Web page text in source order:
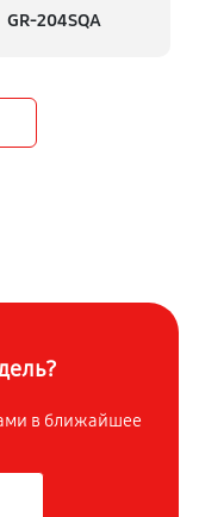
GR-204SQA
в ближайшее